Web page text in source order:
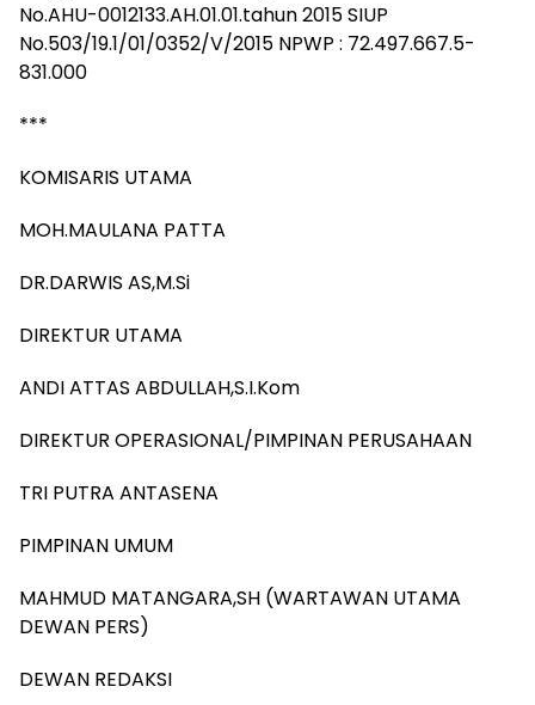
No.AHU-0012133.AH.01.01.tahun 2015 SIUP
No.503/19.1/01/0352/V/2015 NPWP : 72.497.667.5-
831.000
***
KOMISARIS UTAMA
MOH.MAULANA PATTA
DR.DARWIS AS,M.Si
DIREKTUR UTAMA
ANDI ATTAS ABDULLAH,S.I.Kom
DIREKTUR OPERASIONAL/PIMPINAN PERUSAHAAN
TRI PUTRA ANTASENA
PIMPINAN UMUM
MAHMUD MATANGARA,SH (WARTAWAN UTAMA
DEWAN PERS)
DEWAN REDAKSI